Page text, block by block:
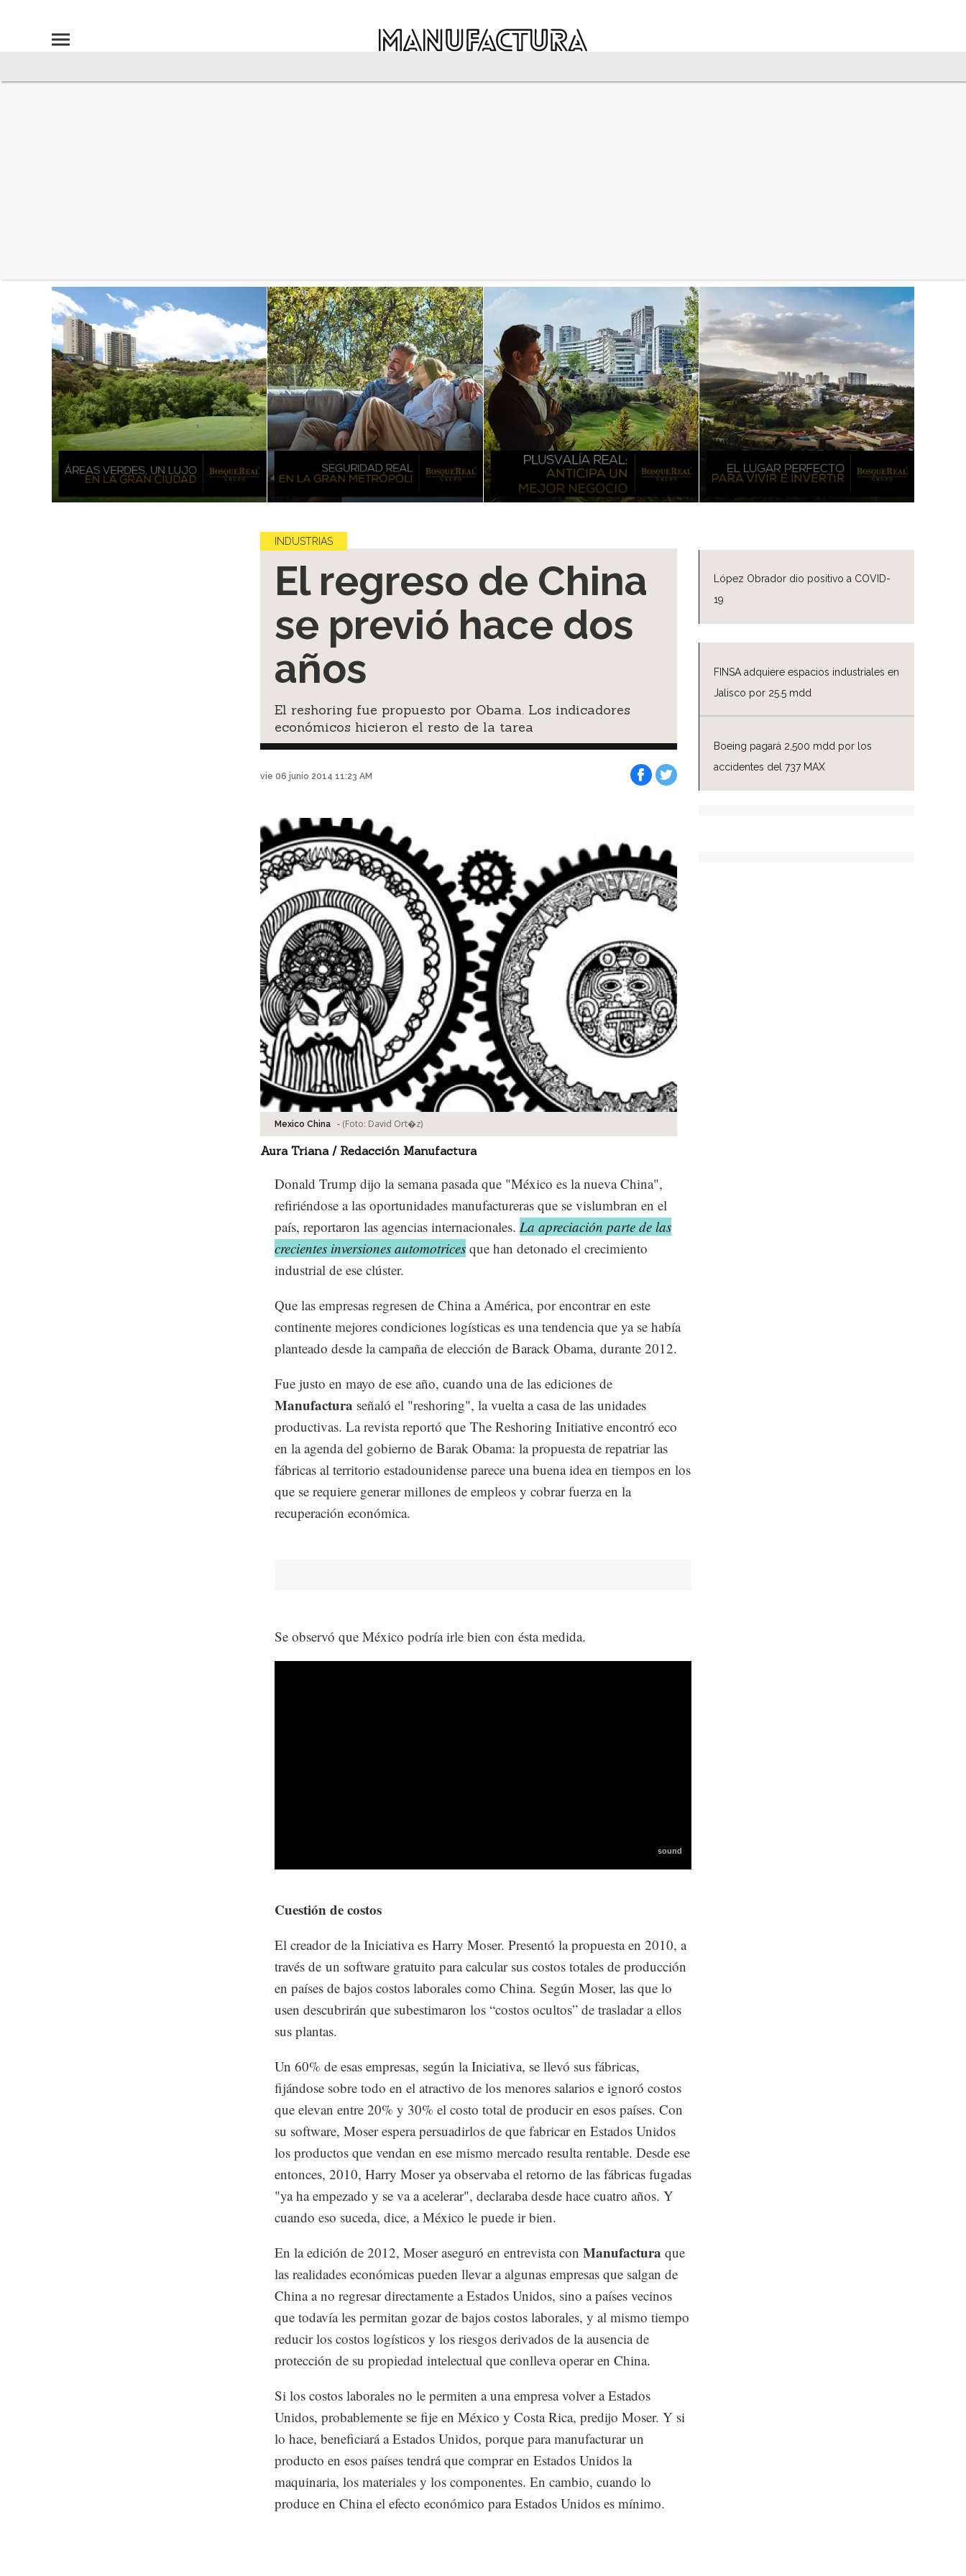
López Obrador dio positivo a COVID-
19
FINSA adquiere espacios industriales en
Jalisco por 25.5 mdd
Boeing pagará 2,500 mdd por los
accidentes del 737 MAX
INDUSTRIAS
El regreso de China
se previó hace dos
años
El reshoring fue propuesto por Obama. Los indicadores
económicos hicieron el resto de la tarea
vie 06 junio 2014 11:23 AM
Mexico China - (Foto: David Ort�z)
Aura Triana / Redacción Manufactura
Donald Trump dijo la semana pasada que "México es la nueva China",
refiriéndose a las oportunidades manufactureras que se vislumbran en el
país, reportaron las agencias internacionales. La apreciación parte de las
crecientes inversiones automotrices que han detonado el crecimiento
industrial de ese clúster.
Que las empresas regresen de China a América, por encontrar en este
continente mejores condiciones logísticas es una tendencia que ya se había
planteado desde la campaña de elección de Barack Obama, durante 2012.
Fue justo en mayo de ese año, cuando una de las ediciones de
Manufactura señaló el "reshoring", la vuelta a casa de las unidades
productivas. La revista reportó que The Reshoring Initiative encontró eco
en la agenda del gobierno de Barak Obama: la propuesta de repatriar las
fábricas al territorio estadounidense parece una buena idea en tiempos en los
que se requiere generar millones de empleos y cobrar fuerza en la
recuperación económica.
Se observó que México podría irle bien con ésta medida.
Cuestión de costos
El creador de la Iniciativa es Harry Moser. Presentó la propuesta en 2010, a
través de un software gratuito para calcular sus costos totales de producción
en países de bajos costos laborales como China. Según Moser, las que lo
usen descubrirán que subestimaron los “costos ocultos” de trasladar a ellos
sus plantas.
Un 60% de esas empresas, según la Iniciativa, se llevó sus fábricas,
fijándose sobre todo en el atractivo de los menores salarios e ignoró costos
que elevan entre 20% y 30% el costo total de producir en esos países. Con
su software, Moser espera persuadirlos de que fabricar en Estados Unidos
los productos que vendan en ese mismo mercado resulta rentable. Desde ese
entonces, 2010, Harry Moser ya observaba el retorno de las fábricas fugadas
"ya ha empezado y se va a acelerar", declaraba desde hace cuatro años. Y
cuando eso suceda, dice, a México le puede ir bien.
En la edición de 2012, Moser aseguró en entrevista con Manufactura que
las realidades económicas pueden llevar a algunas empresas que salgan de
China a no regresar directamente a Estados Unidos, sino a países vecinos
que todavía les permitan gozar de bajos costos laborales, y al mismo tiempo
reducir los costos logísticos y los riesgos derivados de la ausencia de
protección de su propiedad intelectual que conlleva operar en China.
Si los costos laborales no le permiten a una empresa volver a Estados
Unidos, probablemente se fije en México y Costa Rica, predijo Moser. Y si
lo hace, beneficiará a Estados Unidos, porque para manufacturar un
producto en esos países tendrá que comprar en Estados Unidos la
maquinaria, los materiales y los componentes. En cambio, cuando lo
produce en China el efecto económico para Estados Unidos es mínimo.